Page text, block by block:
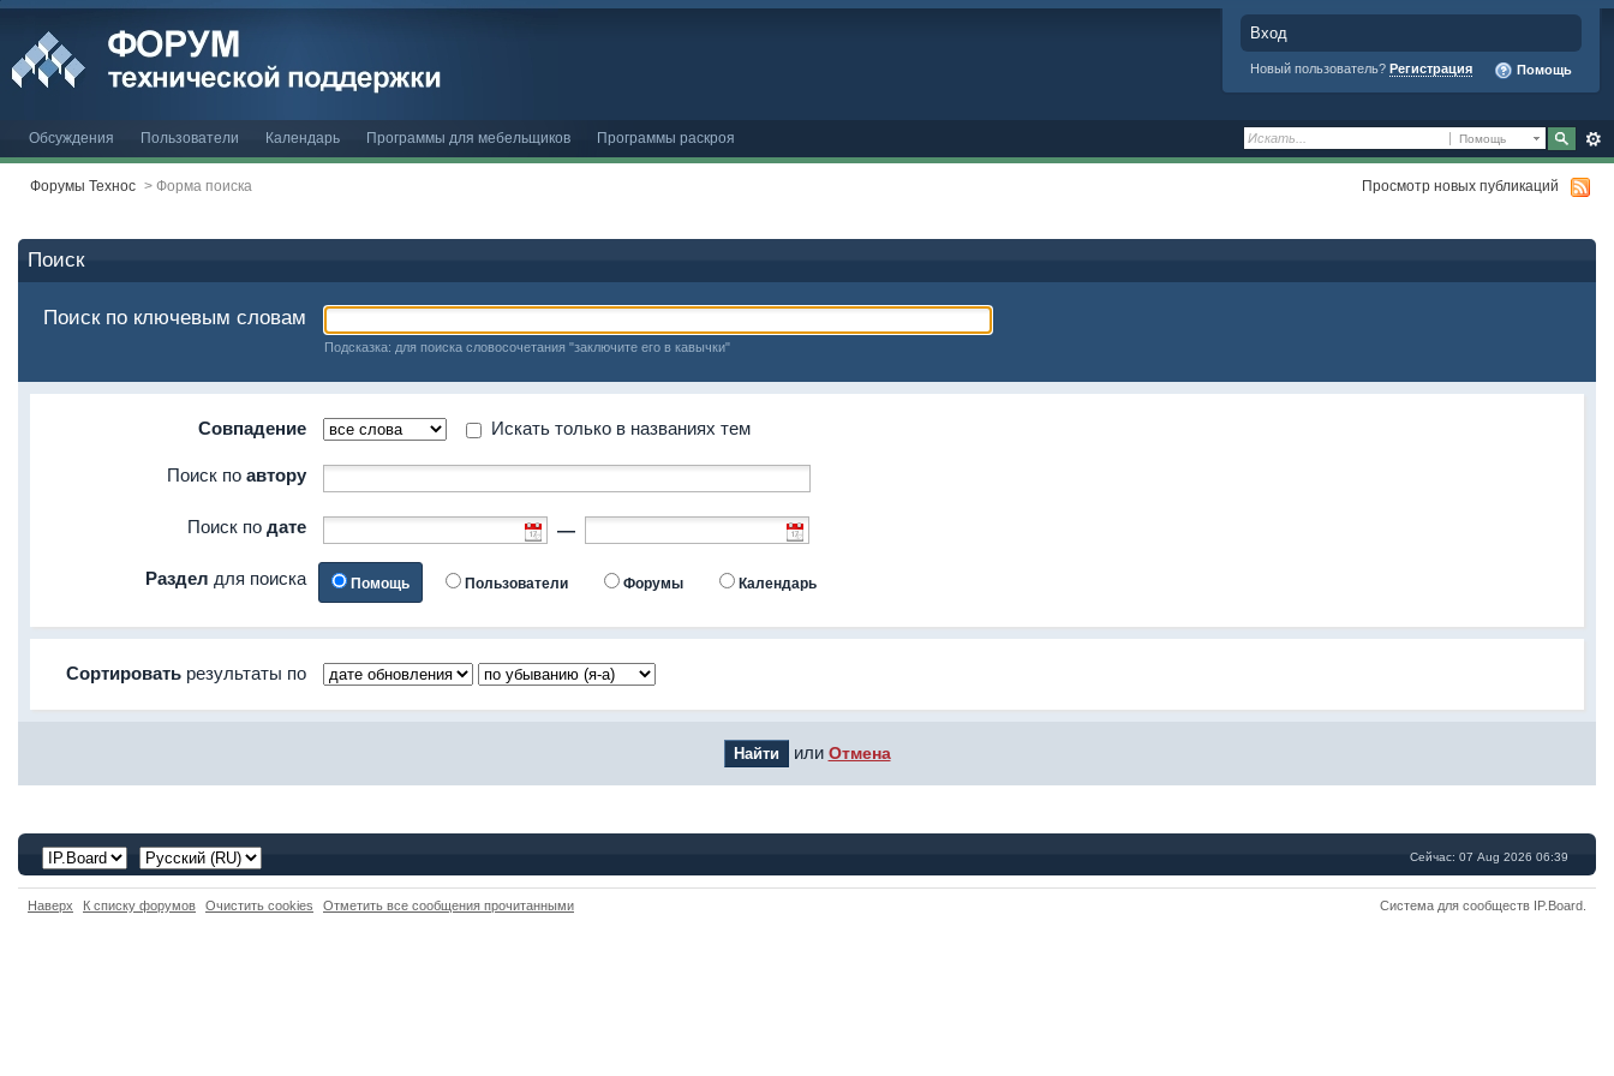
Вход
Новый пользователь? Регистрация Помощь
Помощь
Обсуждения Пользователи Календарь Программы для мебельщиков Программы раскроя
Форумы Технос > Форма поиска Просмотр новых публикаций
Поиск
Поиск по ключевым словам
Подсказка: для поиска словосочетания "заключите его в кавычки"
Совпадение Искать только в названиях тем
Поиск по автору
Поиск по дате —
Раздел для поиска Помощь Пользователи Форумы Календарь
Сортировать результаты по
или Отмена
Сейчас: 07 Aug 2026 06:39
Наверх К списку форумов Очистить cookies Отметить все сообщения прочитанными Система для сообществ IP.Board